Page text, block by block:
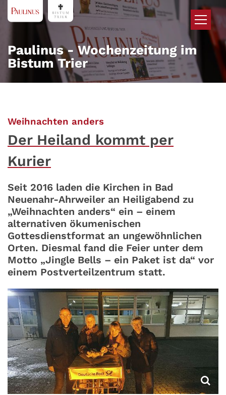
Zum Inhalt springen
Paulinus - Wochenzeitung im
Bistum Trier
Weihnachten anders:
Der Heiland kommt per
Kurier
Seit 2016 laden die Kirchen in Bad
Neuenahr-Ahrweiler an Heiligabend zu
„Weihnachten anders“ ein – einem
alternativen ökumenischen
Gottesdienstformat an ungewöhnlichen
Orten. Diesmal fand die Feier unter dem
Motto „Jingle Bells – ein Paket ist da“ vor
einem Postverteilzentrum statt.